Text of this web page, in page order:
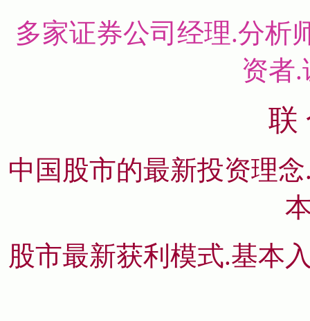
多家证券公司经理.分析
资者
联
中国股市的最新投资理
股市最新获利模式.基本